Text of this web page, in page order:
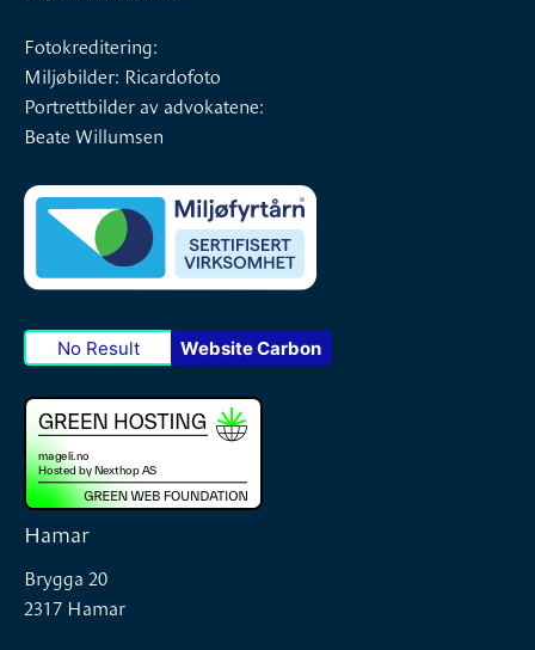
Fotokreditering:
Miljøbilder: Ricardofoto
Portrettbilder av advokatene:
Beate Willumsen
No Result Website Carbon
Hamar
Brygga 20
2317 Hamar